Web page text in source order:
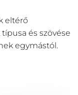
eltérő
és szövése
egymástól.